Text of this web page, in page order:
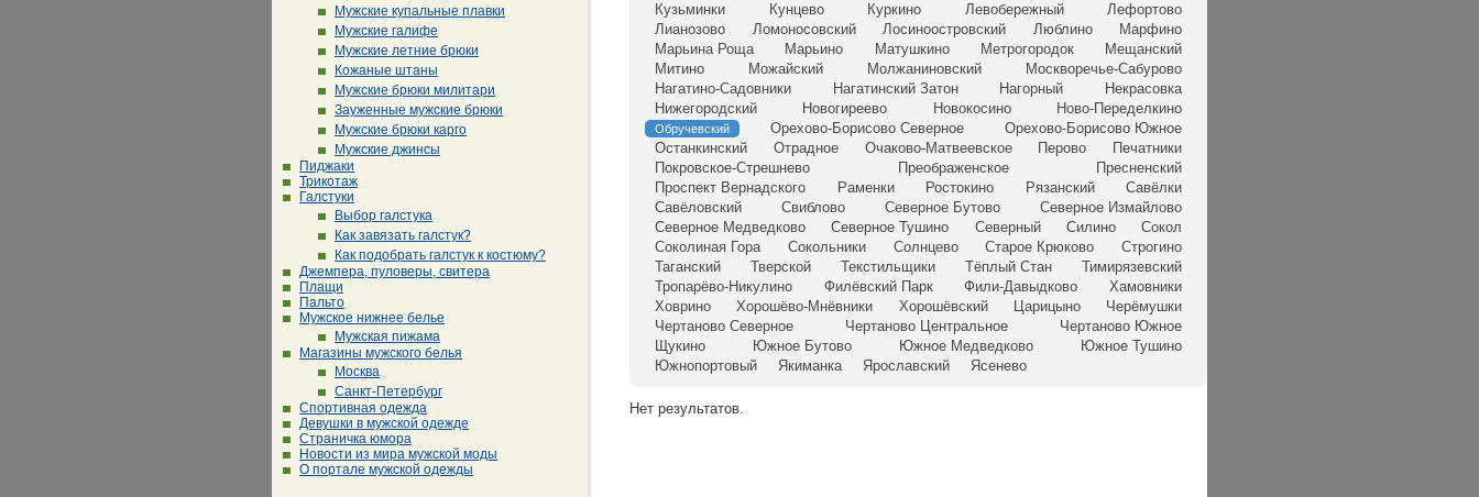
Мужские купальные плавки
Мужские галифе
Мужские летние брюки
Кожаные штаны
Мужские брюки милитари
Зауженные мужские брюки
Мужские брюки карго
Мужские джинсы
Пиджаки
Трикотаж
Галстуки
Выбор галстука
Как завязать галстук?
Как подобрать галстук к костюму?
Джемпера, пуловеры, свитера
Плащи
Пальто
Мужское нижнее белье
Мужская пижама
Магазины мужского белья
Москва
Санкт-Петербург
Спортивная одежда
Девушки в мужской одежде
Страничка юмора
Новости из мира мужской моды
О портале мужской одежды
Кузьминки
Кунцево Куркино Левобережный
Лефортово
Лианозово
Ломоносовский Лосиноостровский Люблино
Марфино
Марьина Роща
Марьино Матушкино Метрогородок
Мещанский
Митино
Можайский Молжаниновский
Москворечье-Сабурово
Нагатино-Садовники
Нагатинский Затон Нагорный
Некрасовка
Нижегородский
Новогиреево Новокосино Ново-Переделкино
Обручевский Орехово-Борисово Северное
Орехово-Борисово Южное
Останкинский
Отрадное Очаково-Матвеевское Перово
Печатники
Покровское-Стрешнево
Преображенское
Пресненский
Проспект Вернадского
Раменки Ростокино Рязанский
Савёлки
Савёловский
Свиблово Северное Бутово
Северное Измайлово
Северное Медведково
Северное Тушино Северный Силино
Сокол
Соколиная Гора
Сокольники Солнцево Старое Крюково
Строгино
Таганский
Тверской Текстильщики Тёплый Стан
Тимирязевский
Тропарёво-Никулино
Филёвский Парк Фили-Давыдково
Хамовники
Ховрино
Хорошёво-Мнёвники Хорошёвский Царицыно
Черёмушки
Чертаново Северное
Чертаново Центральное
Чертаново Южное
Щукино
Южное Бутово Южное Медведково
Южное Тушино
Южнопортовый
Якиманка Ярославский Ясенево
Нет результатов.